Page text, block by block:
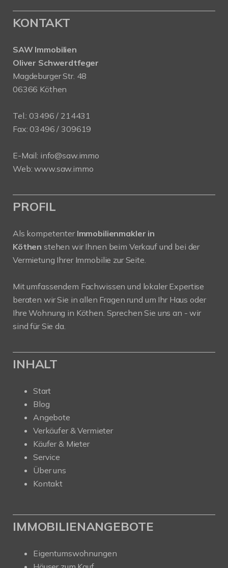
KONTAKT
SAW Immobilien
Oliver Schwerdtfeger
Magdeburger Str. 48
06366 Köthen
Tel.:03496 / 214431
Fax: 03496 / 309619
E-Mail: info@saw.immo
Web:www.saw.immo
PROFIL
Als kompetenter Immobilienmakler in
Köthen stehen wir Ihnen beim Verkauf und bei der
Vermietung Ihrer Immobilie zur Seite.
Mit umfassendem Fachwissen und lokaler Expertise
beraten wir Sie in allen Fragen rund um Ihr Haus oder
Ihre Wohnung in Köthen. Sprechen Sie uns an - wir
sind für Sie da.
INHALT
Start
Blog
Angebote
Verkäufer & Vermieter
Käufer & Mieter
Service
Über uns
Kontakt
IMMOBILIENANGEBOTE
Eigentumswohnungen